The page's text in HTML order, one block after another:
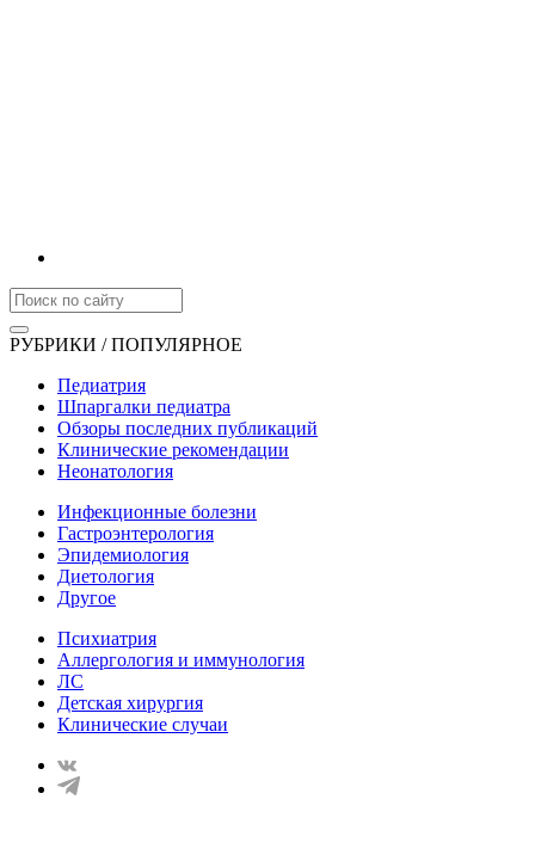
РУБРИКИ / ПОПУЛЯРНОЕ
Педиатрия
Шпаргалки педиатра
Обзоры последних публикаций
Клинические рекомендации
Неонатология
Инфекционные болезни
Гастроэнтерология
Эпидемиология
Диетология
Другое
Психиатрия
Аллергология и иммунология
ЛС
Детская хирургия
Клинические случаи